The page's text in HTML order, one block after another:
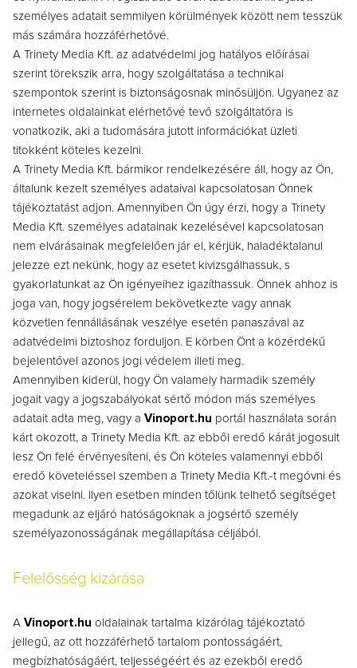
személyes adatait semmilyen körülmények között nem tesszük
más számára hozzáférhetővé.
A Trinety Media Kft. az adatvédelmi jog hatályos előírásai
szerint törekszik arra, hogy szolgáltatása a technikai
szempontok szerint is biztonságosnak minősüljön. Ugyanez az
internetes oldalainkat elérhetővé tevő szolgáltatóra is
vonatkozik, aki a tudomására jutott információkat üzleti
titokként köteles kezelni.
A Trinety Media Kft. bármikor rendelkezésére áll, hogy az Ön,
általunk kezelt személyes adataival kapcsolatosan Önnek
tájékoztatást adjon. Amennyiben Ön úgy érzi, hogy a Trinety
Media Kft. személyes adatainak kezelésével kapcsolatosan
nem elvárásainak megfelelően jár el, kérjük, haladéktalanul
jelezze ezt nekünk, hogy az esetet kivizsgálhassuk, s
gyakorlatunkat az Ön igényeihez igazíthassuk. Önnek ahhoz is
joga van, hogy jogsérelem bekövetkezte vagy annak
közvetlen fennállásának veszélye esetén panaszával az
adatvédelmi biztoshoz forduljon. E körben Önt a közérdekű
bejelentővel azonos jogi védelem illeti meg.
Amennyiben kiderül, hogy Ön valamely harmadik személy
jogait vagy a jogszabályokat sértő módon más személyes
adatait adta meg, vagy a Vinoport.hu portál használata során
kárt okozott, a Trinety Media Kft. az ebből eredő kárát jogosult
lesz Ön felé érvényesíteni, és Ön köteles valamennyi ebből
eredő követeléssel szemben a Trinety Media Kft.-t megóvni és
azokat viselni. Ilyen esetben minden tőlünk telhető segítséget
megadunk az eljáró hatóságoknak a jogsértő személy
személyazonosságának megállapítása céljából.
Felelősség kizárása
A Vinoport.hu oldalainak tartalma kizárólag tájékoztató
jellegű, az ott hozzáférhető tartalom pontosságáért,
megbízhatóságáért, teljességéért és az ezekből eredő